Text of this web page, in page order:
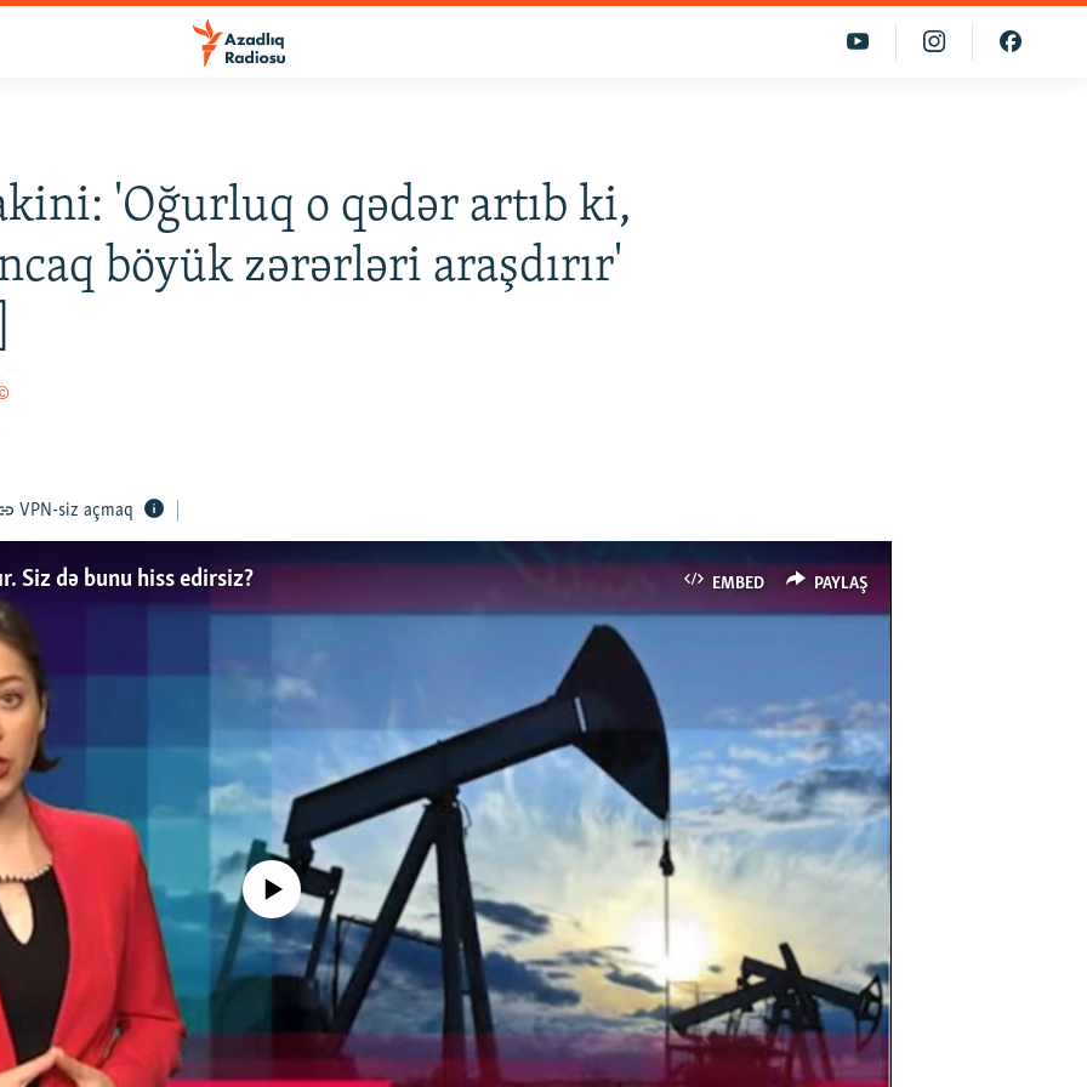
'Oğurluq o qədər artıb ki,
böyük zərərləri araşdırır'
VPN-siz açmaq
EMBED PAYLAŞ
Siz də bunu hiss edirsiz?
No media source currently available